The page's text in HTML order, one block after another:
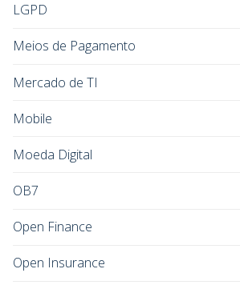
LGPD
Meios de Pagamento
Mercado de TI
Mobile
Moeda Digital
OB7
Open Finance
Open Insurance